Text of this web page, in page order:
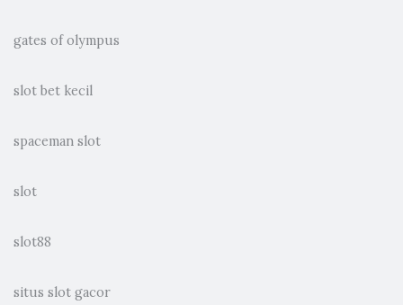
gates of olympus
slot bet kecil
spaceman slot
slot
slot88
situs slot gacor